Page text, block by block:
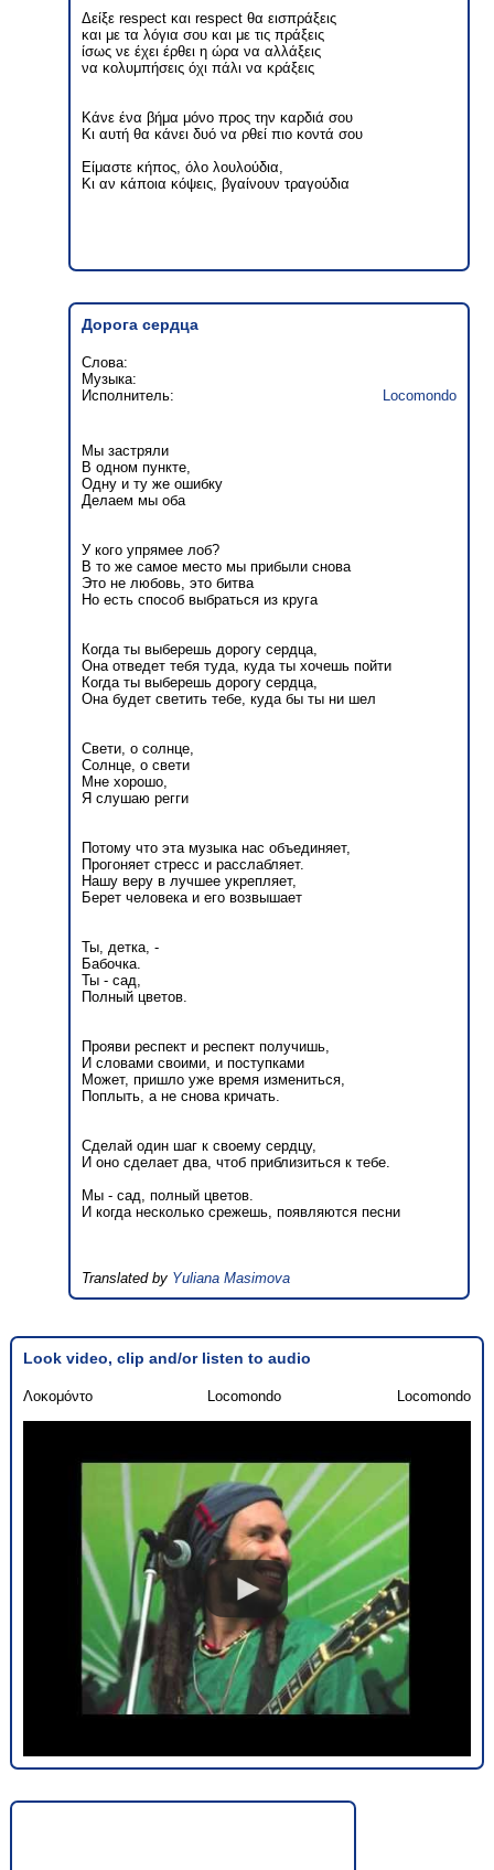
Δείξε respect και respect θα εισπράξεις
και με τα λόγια σου και με τις πράξεις
ίσως νε έχει έρθει η ώρα να αλλάξεις
να κολυμπήσεις όχι πάλι να κράξεις
Κάνε ένα βήμα μόνο προς την καρδιά σου
Κι αυτή θα κάνει δυό να ρθεί πιο κοντά σου
Είμαστε κήπος, όλο λουλούδια,
Κι αν κάποια κόψεις, βγαίνουν τραγούδια
Дорога сердца
Слова:
Музыка:
Исполнитель:
Locomondo
Мы застряли
В одном пункте,
Одну и ту же ошибку
Делаем мы оба
У кого упрямее лоб?
В то же самое место мы прибыли снова
Это не любовь, это битва
Но есть способ выбраться из круга
Когда ты выберешь дорогу сердца,
Она отведет тебя туда, куда ты хочешь пойти
Когда ты выберешь дорогу сердца,
Она будет светить тебе, куда бы ты ни шел
Свети, о солнце,
Солнце, о свети
Мне хорошо,
Я слушаю регги
Потому что эта музыка нас объединяет,
Прогоняет стресс и расслабляет.
Нашу веру в лучшее укрепляет,
Берет человека и его возвышает
Ты, детка, -
Бабочка.
Ты - сад,
Полный цветов.
Прояви респект и респект получишь,
И словами своими, и поступками
Может, пришло уже время измениться,
Поплыть, а не снова кричать.
Сделай один шаг к своему сердцу,
И оно сделает два, чтоб приблизиться к тебе.
Мы - сад, полный цветов.
И когда несколько срежешь, появляются песни
Translated by Yuliana Masimova
Look video, clip and/or listen to audio
Λοκομόντο Locomondo Locomondo